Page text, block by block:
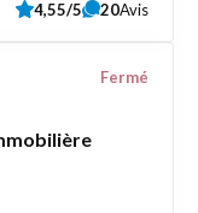
4,55/5 20Avis
Fermé